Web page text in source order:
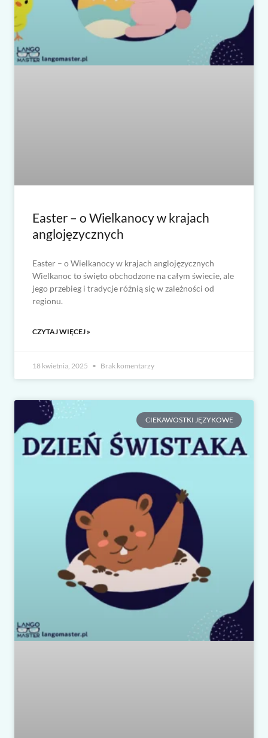
Easter – o Wielkanocy w krajach
anglojęzycznych
Easter – o Wielkanocy w krajach anglojęzycznych
Wielkanoc to święto obchodzone na całym świecie, ale
jego przebieg i tradycje różnią się w zależności od
regionu.
CZYTAJ WIĘCEJ »
18 kwietnia, 2025 Brak komentarzy
CIEKAWOSTKI JĘZYKOWE